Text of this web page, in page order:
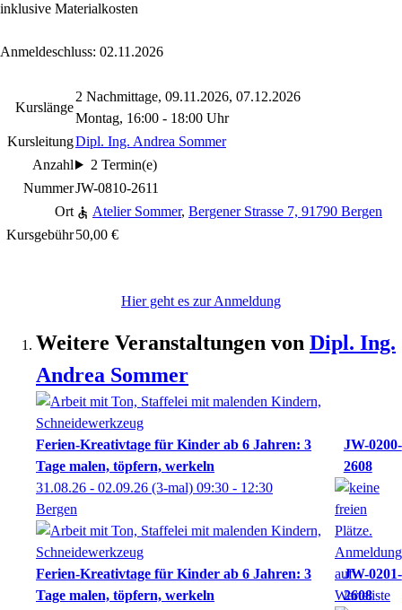
inklusive Materialkosten
Anmeldeschluss: 02.11.2026
Kurslänge
2 Nachmittage, 09.11.2026, 07.12.2026
Montag, 16:00 - 18:00 Uhr
KursleitungDipl. Ing. Andrea Sommer
Anzahl
2 Termin(e)
NummerJW-0810-2611
Ort
Atelier Sommer, Bergener Strasse 7, 91790 Bergen
Kursgebühr50,00 €
Hier geht es zur Anmeldung
Weitere Veranstaltungen von Dipl. Ing.
Andrea Sommer
Ferien-Kreativtage für Kinder ab 6 Jahren: 3
Tage malen, töpfern, werkeln
JW-0200-
2608
31.08.26 - 02.09.26 (3-mal) 09:30 - 12:30
Bergen
Ferien-Kreativtage für Kinder ab 6 Jahren: 3
Tage malen, töpfern, werkeln
JW-0201-
2608